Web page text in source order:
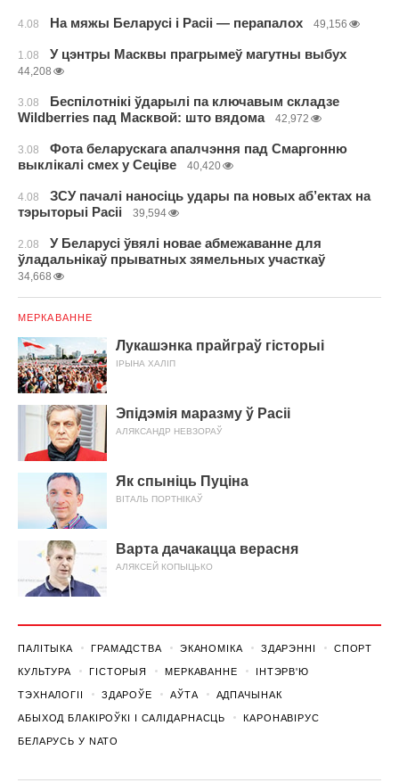
4.08 На мяжы Беларусі і Расіі — перапалох 49,156
1.08 У цэнтры Масквы прагрымеў магутны выбух
44,208
3.08
Беспілотнікі ўдарылі па ключавым складзе
Wildberries пад Масквой: што вядома
42,972
3.08
Фота беларускага апалчэння пад Смаргонню
выклікалі смех у Сеціве
40,420
4.08
ЗСУ пачалі наносіць удары па новых аб’ектах на
тэрыторыі Расіі
39,594
2.08
У Беларусі ўвялі новае абмежаванне для
ўладальнікаў прыватных зямельных участкаў
34,668
МЕРКАВАННЕ
Лукашэнка прайграў гісторыі
ІРЫНА ХАЛІП
Эпідэмія маразму ў Расіі
АЛЯКСАНДР НЕВЗОРАЎ
Як спыніць Пуціна
ВІТАЛЬ ПОРТНІКАЎ
Варта дачакацца верасня
АЛЯКСЕЙ КОПЫЦЬКО
ПАЛІТЫКА ГРАМАДСТВА ЭКАНОМІКА ЗДАРЭННI СПОРТ
КУЛЬТУРА ГІСТОРЫЯ МЕРКАВАННЕ ІНТЭРВ'Ю
ТЭХНАЛОГІІ ЗДАРОЎЕ АЎТА АДПАЧЫНАК
АБЫХОД БЛАКІРОЎКІ І САЛІДАРНАСЦЬ КАРОНАВІРУС
БЕЛАРУСЬ У NATO